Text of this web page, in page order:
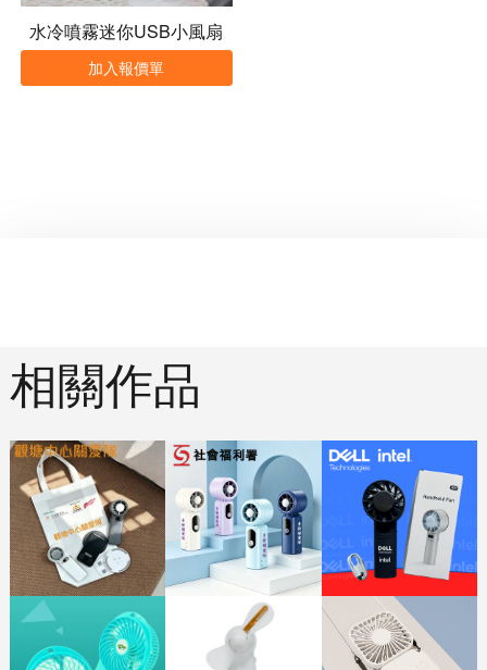
水冷噴霧迷你USB小風扇
加入報價單
相關作品